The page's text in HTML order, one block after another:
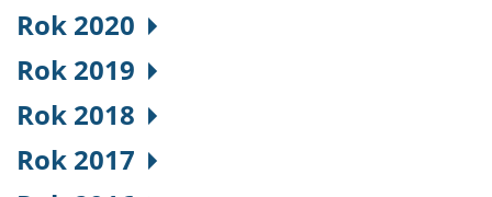
Rok 2020
Rok 2019
Rok 2018
Rok 2017